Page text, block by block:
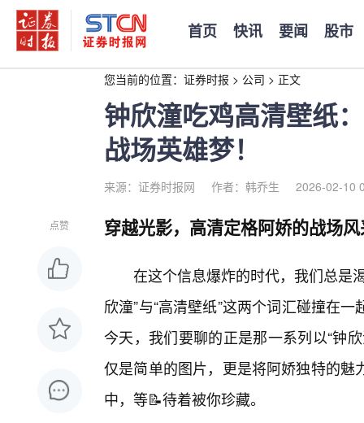
首页 快讯 要闻 股市
您当前的位置： 证券时报 > 公司 > 正文
钟欣潼吃鸡高清壁纸
战场英雄梦！
来源：证券时报网 作者：韩乔生 2026-02-10
点赞 穿越光影，高清定格阿娇的战场
在这个信息爆炸的时代，我们总是
欣潼”与“高清壁纸”这两个词汇碰撞在
今天，我们要聊的正是那一系列以“钟
仅是简单的图片，更是将阿娇独特的
中，等📝待着被你珍藏。